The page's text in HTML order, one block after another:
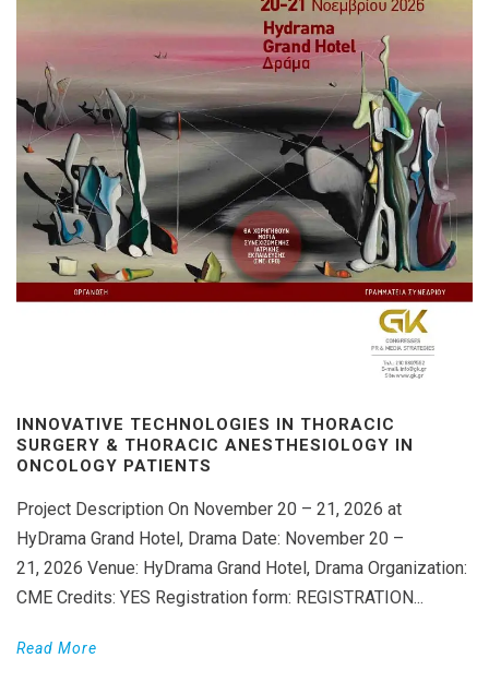
INNOVATIVE TECHNOLOGIES IN THORACIC
SURGERY & THORACIC ANESTHESIOLOGY IN
ONCOLOGY PATIENTS
Project Description On November 20 – 21, 2026 at
HyDrama Grand Hotel, Drama Date: November 20 –
21, 2026 Venue: HyDrama Grand Hotel, Drama Organization:
CME Credits: YES Registration form: REGISTRATION...
Read More